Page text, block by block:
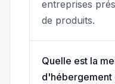
entreprises
de produits.
Quelle est la
d'hébergement